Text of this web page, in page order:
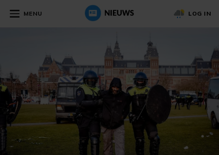
MENU LOG IN